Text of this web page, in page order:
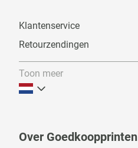
Klantenservice
Retourzendingen
Toon meer
Over Goedkoopprinten